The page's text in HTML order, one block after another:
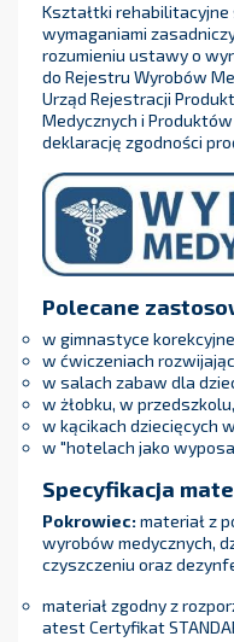
Kształtki rehabilitacyjne
wymaganiami
rozumieniu ustawy o
do Rejestru Wyrobów
Urząd Rejestracji
Medycznych i
deklarację zgodności
Polecane
w gimnastyce
w ćwiczeniach
w salach zabaw dla
w żłobku, w
w kącikach dziecięcych
w "hotelach jako
Specyfikacja
Pokrowiec:materiał z
wyrobów medycznych,
czyszczeniu oraz
materiał zgodny z
atest Certyfikat